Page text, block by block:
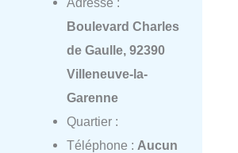
Boulevard Charles
de Gaulle, 92390
Villeneuve-la-
Garenne
Quartier :
Téléphone : Aucun